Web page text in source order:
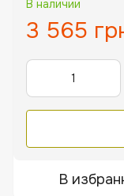
В наличии
3 565
В